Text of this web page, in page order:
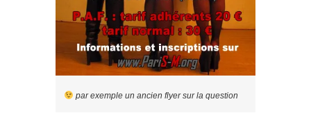
par exemple un ancien flyer sur la question